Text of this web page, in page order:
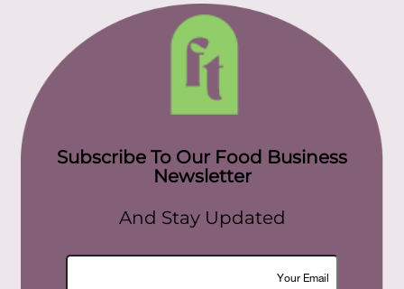
Subscribe To Our Food Business
Newsletter
And Stay Updated